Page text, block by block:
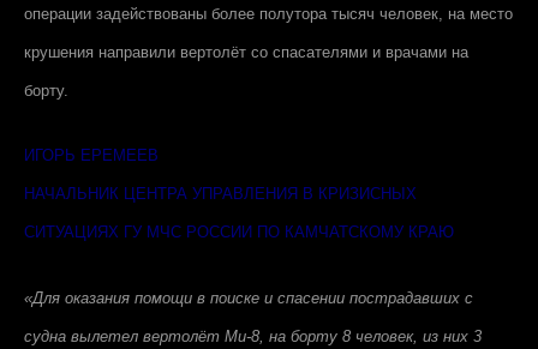
операции задействованы более полутора тысяч человек, на место
крушения направили вертолёт со спасателями и врачами на
борту.
ИГОРЬ ЕРЕМЕЕВ
НАЧАЛЬНИК ЦЕНТРА УПРАВЛЕНИЯ В КРИЗИСНЫХ
СИТУАЦИЯХ ГУ МЧС РОССИИ ПО КАМЧАТСКОМУ КРАЮ
«Для оказания помощи в поиске и спасении пострадавших с
судна вылетел вертолёт Ми-8, на борту 8 человек, из них 3